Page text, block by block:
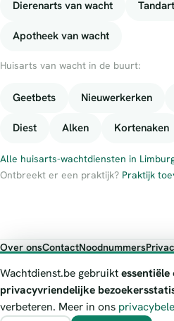
Dierenarts van wacht
Apotheek van wacht
Huisarts van wacht in de buurt:
Geetbets Nieuwerkerken
Diest Alken Kortenaken
Alle huisarts-wachtdiensten in
Ontbreekt er een praktijk? Praktijk
Over onsContactNoodnummers
Wachtdienst.be toont publieke
Bij levensgevaar bel je altijd 112.
wachtregeling bij de vermelde officiële
Wachtdienst.be gebruiktessentiële
privacyvriendelijke
verbeteren. Meer in ons